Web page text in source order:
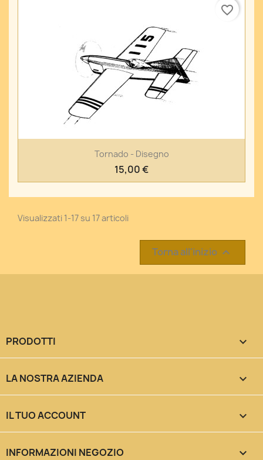
Tornado - Disegno
15,00 €
favorite_border
Visualizzati 1-17 su 17 articoli
Torna all'inizio 
PRODOTTI 
LA NOSTRA AZIENDA 
IL TUO ACCOUNT 
INFORMAZIONI NEGOZIO keyboard_arrow_down